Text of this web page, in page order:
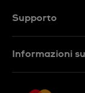
Supporto
Informazioni